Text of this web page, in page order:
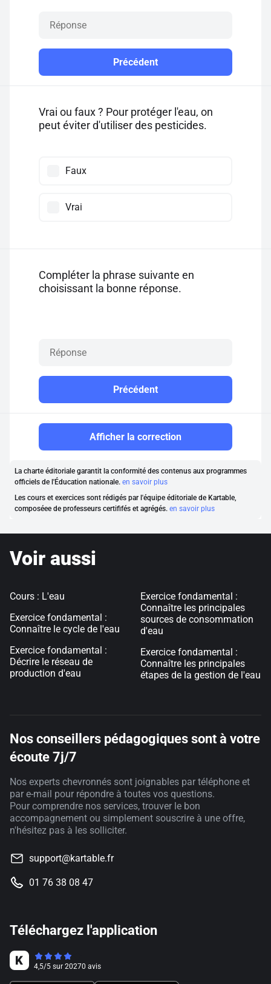
Précédent
Vrai ou faux ? Pour protéger l'eau, on
peut éviter d'utiliser des pesticides.
Faux
Vrai
Compléter la phrase suivante en
choisissant la bonne réponse.
Précédent
Afficher la correction
La charte éditoriale garantit la conformité des contenus aux programmes
officiels de l'Éducation nationale. en savoir plus
Les cours et exercices sont rédigés par l'équipe éditoriale de Kartable,
composéee de professeurs certififés et agrégés. en savoir plus
Voir aussi
Cours : L'eau
Exercice fondamental :
Connaître le cycle de l'eau
Exercice fondamental :
Décrire le réseau de
production d'eau
Exercice fondamental :
Connaître les principales
sources de consommation
d'eau
Exercice fondamental :
Connaître les principales
étapes de la gestion de l'eau
Nos conseillers pédagogiques sont à votre
écoute 7j/7
Nos experts chevronnés sont joignables par téléphone et
par e-mail pour répondre à toutes vos questions.
Pour comprendre nos services, trouver le bon
accompagnement ou simplement souscrire à une offre,
n'hésitez pas à les solliciter.
support@kartable.fr
01 76 38 08 47
Téléchargez l'application
4,5/5 sur 20270 avis